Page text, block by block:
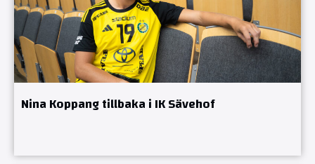
Nina Koppang tillbaka i IK Sävehof